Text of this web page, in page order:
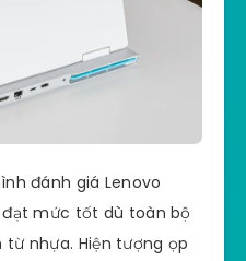
đánh giá Lenovo
đạt mức tốt dù toàn bộ
nhựa. Hiện tượng ọp